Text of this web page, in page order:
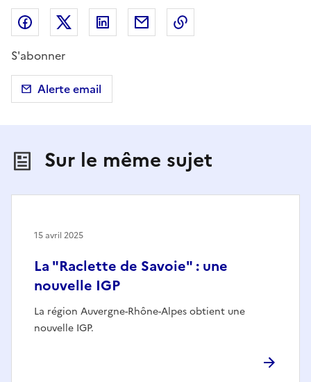
Partager sur Facebook
Partager sur X (anciennement Twitter)
Partager sur LinkedIn
Partager par email
S'abonner
Alerte email
Sur le même sujet
La "Raclette de Savoie" : une
nouvelle IGP
La région Auvergne-Rhône-Alpes obtient une
nouvelle IGP.
15 avril 2025